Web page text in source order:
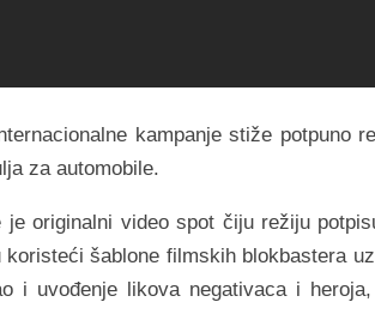
kampanje stiže potpuno
za automobile.
je originalni video spot čiju režiju
šablone filmskih blokbastera
i uvođenje likova negativaca i